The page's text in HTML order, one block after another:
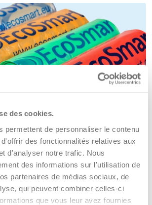
des cookies.
permettent de personnaliser le contenu
des fonctionnalités relatives aux
d'analyser notre trafic. Nous
des informations sur l'utilisation de
partenaires de médias sociaux, de
qui peuvent combiner celles-ci
que vous leur avez fournies
pour le Tulip
de couleur sont parfaitement
destinés à la collecte de différents flux
les déchets résiduels, les déchets
le papier et les
en différentes couleurs et
principes Cradle-2-Cradle.